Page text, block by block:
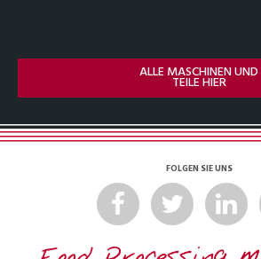
ALLE MASCHINEN UND
TEILE HIER
FOLGEN SIE UNS